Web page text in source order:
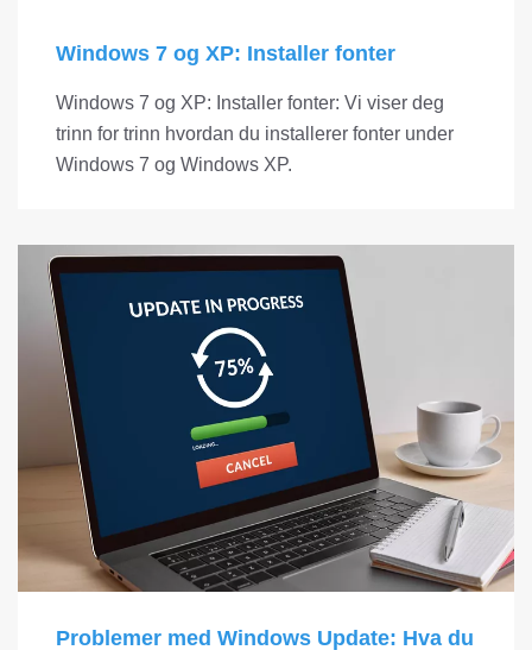
Windows 7 og XP: Installer fonter
Windows 7 og XP: Installer fonter: Vi viser deg
trinn for trinn hvordan du installerer fonter under
Windows 7 og Windows XP.
Problemer med Windows Update: Hva du